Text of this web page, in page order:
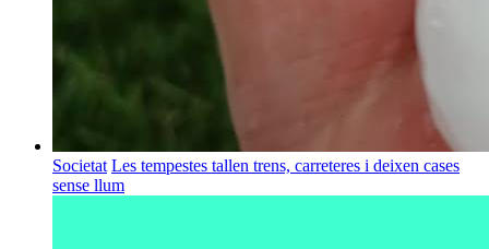
Societat Les tempestes tallen trens, carreteres i deixen cases
sense llum